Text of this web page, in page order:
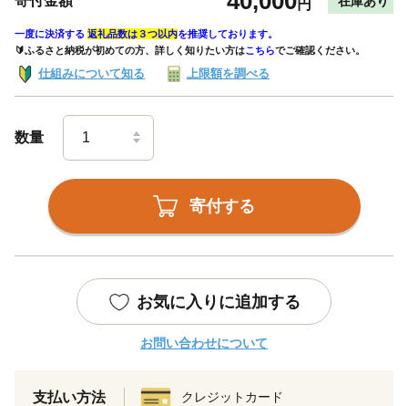
円
一度に決済する 返礼品数は３つ以内を推奨しております。
🔰ふるさと納税が初めての方、詳しく知りたい方はこちらでご確認ください。
仕組みについて知る 上限額を調べる
数量
寄付する
お気に入りに追加する
お問い合わせについて
支払い方法 クレジットカード